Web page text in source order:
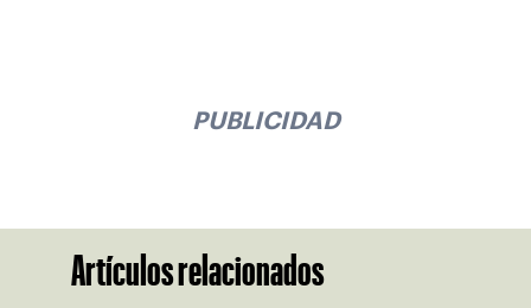
PUBLICIDAD
Artículos relacionados